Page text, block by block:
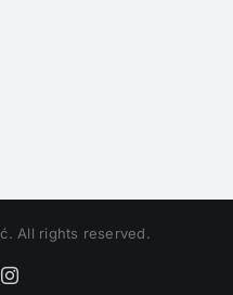
All rights reserved.
Instagram